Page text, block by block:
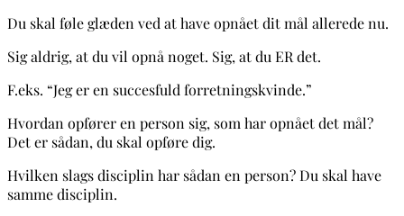
Du skal føle glæden ved at have opnået dit mål allerede nu.
Sig aldrig, at du vil opnå noget. Sig, at du ER det.
F.eks. “Jeg er en succesfuld forretningskvinde.”
Hvordan opfører en person sig, som har opnået det mål?
Det er sådan, du skal opføre dig.
Hvilken slags disciplin har sådan en person? Du skal have
samme disciplin.